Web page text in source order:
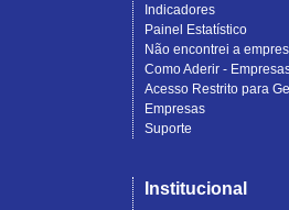
Indicadores
Painel Estatístico
Não encontrei a
Como Aderir -
Acesso Restrito para
Empresas
Suporte
Institucional